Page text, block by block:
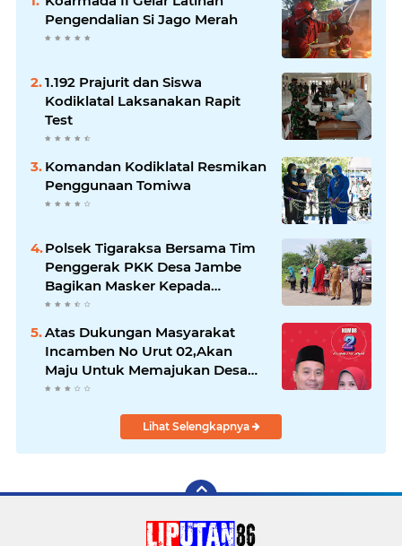
Pengendalian Si Jago Merah
1.192 Prajurit dan Siswa
Kodiklatal Laksanakan Rapit
Test
Komandan Kodiklatal Resmikan
Penggunaan Tomiwa
Polsek Tigaraksa Bersama Tim
Penggerak PKK Desa Jambe
Bagikan Masker Kepada
Pengguna Jalan
Atas Dukungan Masyarakat
Incamben No Urut 02,Akan
Maju Untuk Memajukan Desa
Tegal Kunir Kidul
Lihat Selengkapnya